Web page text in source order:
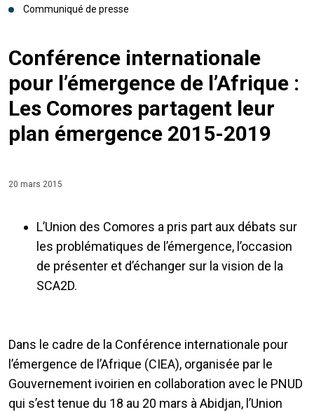
Communiqué de presse
Conférence internationale
pour l’émergence de l’Afrique :
Les Comores partagent leur
plan émergence 2015-2019
20 mars 2015
L’Union des Comores a pris part aux débats sur
les problématiques de l’émergence, l’occasion
de présenter et d’échanger sur la vision de la
SCA2D.
Dans le cadre de la Conférence internationale pour
l’émergence de l’Afrique (CIEA), organisée par le
Gouvernement ivoirien en collaboration avec le PNUD
qui s’est tenue du 18 au 20 mars à Abidjan, l’Union